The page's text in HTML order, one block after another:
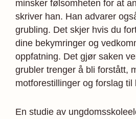
minsker følsomheten for at
skriver han. Han advarer
grubling. Det skjer hvis du
dine bekymringer og
oppfatning. Det gjør saken
grubler trenger å bli forstått,
motforestillinger og forslag til
En studie av